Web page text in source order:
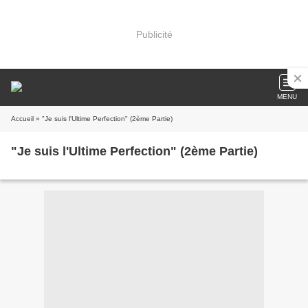
Publicité
MENU
Accueil » "Je suis l'Ultime Perfection" (2ème Partie)
"Je suis l'Ultime Perfection" (2ème Partie)